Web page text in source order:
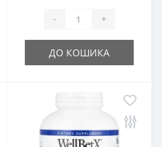
- +
ДО КОШИКА